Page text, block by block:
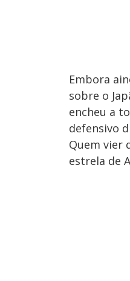
Embora
sobre o
encheu a
defensivo
Quem vier
estrela de